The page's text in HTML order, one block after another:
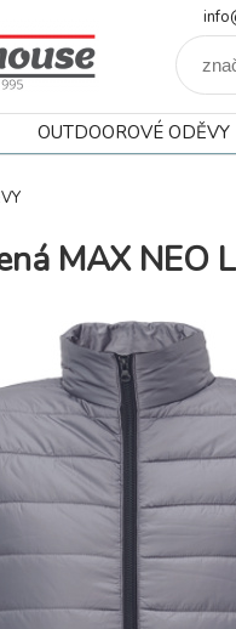
OUTDOOROVÉ ODĚVY
MAX NEO